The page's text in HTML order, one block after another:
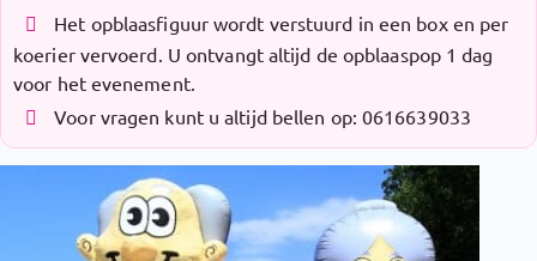
Het opblaasfiguur wordt verstuurd in een box en per
koerier vervoerd. U ontvangt altijd de opblaaspop 1 dag
voor het evenement.
Voor vragen kunt u altijd bellen op: 0616639033